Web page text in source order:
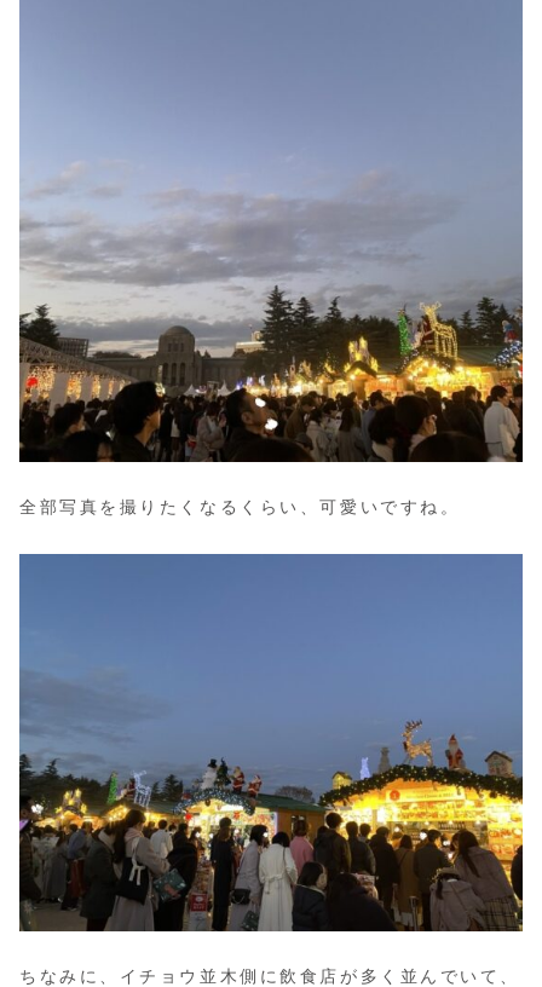
全部写真を撮りたくなるくらい、可愛いですね。
ちなみに、イチョウ並木側に飲食店が多く並んでいて、